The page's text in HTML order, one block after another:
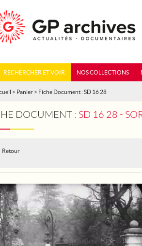
RECHERCHER ET VOIR NOS COLLECTIONS
> Panier > Fiche Document : SD 16 28
DOCUMENT : SD 16 28 -
Retour